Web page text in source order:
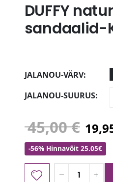
DUFFY
sandaalid-
JALANOU-VÄRV
JALANOU-SUURUS
45,00€
-56% Hinnavõit 25.05€